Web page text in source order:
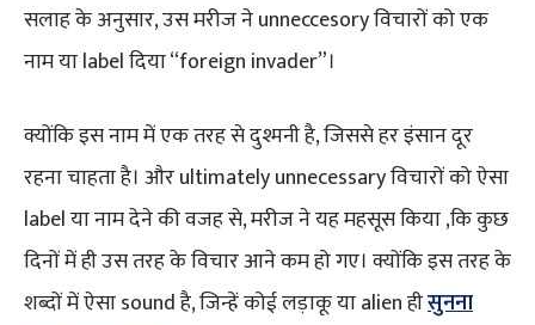
सलाह के अनुसार, उस मरीज ने unneccesory विचारों को एक
नाम या label दिया “foreign invader”।
क्योंकि इस नाम में एक तरह से दुश्मनी है, जिससे हर इंसान दूर
रहना चाहता है। और ultimately unnecessary विचारों को ऐसा
label या नाम देने की वजह से, मरीज ने यह महसूस किया ,कि कुछ
दिनों में ही उस तरह के विचार आने कम हो गए। क्योंकि इस तरह के
शब्दों में ऐसा sound है, जिन्हें कोई लड़ाकू या alien हीसुनना